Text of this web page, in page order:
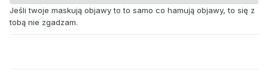
Jeśli twoje maskują objawy to to samo co hamują objawy, to się z
tobą nie zgadzam.